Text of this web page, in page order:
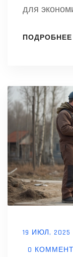
для
ПОДРОБНЕЕ
19 ИЮЛ, 2025
0